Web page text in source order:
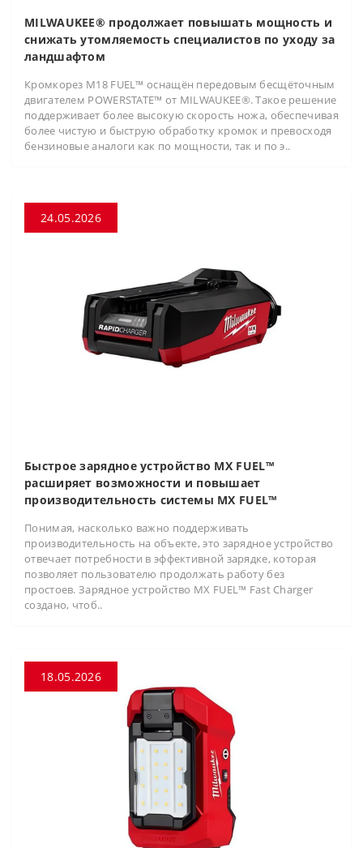
MILWAUKEE® продолжает повышать мощность и
снижать утомляемость специалистов по уходу за
ландшафтом
Кромкорез M18 FUEL™ оснащён передовым бесщёточным
двигателем POWERSTATE™ от MILWAUKEE®. Такое решение
поддерживает более высокую скорость ножа, обеспечивая
более чистую и быструю обработку кромок и превосходя
бензиновые аналоги как по мощности, так и по э..
24.05.2026
Быстрое зарядное устройство MX FUEL™
расширяет возможности и повышает
производительность системы MX FUEL™
Понимая, насколько важно поддерживать
производительность на объекте, это зарядное устройство
отвечает потребности в эффективной зарядке, которая
позволяет пользователю продолжать работу без
простоев. Зарядное устройство MX FUEL™ Fast Charger
создано, чтоб..
18.05.2026